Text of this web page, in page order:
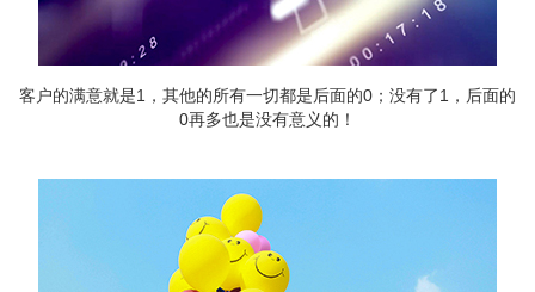
客户的满意就是1，其他的所有一切都是后面的0；没有了1，后面的
0再多也是没有意义的！